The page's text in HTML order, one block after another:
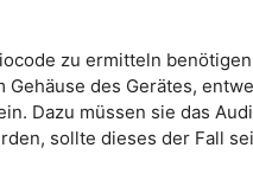
zu ermitteln
Gehäuse des Gerätes,
Dazu müssen sie das
sollte dieses der Fall